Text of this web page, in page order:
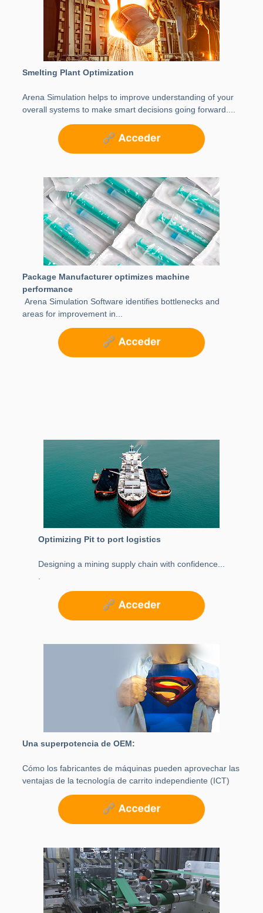
Smelting Plant Optimization
Arena Simulation helps to improve understanding of your
overall systems to make smart decisions going forward....
Package Manufacturer optimizes machine
performance
Arena Simulation Software identifies bottlenecks and
areas for improvement in...
Optimizing Pit to port logistics
Designing a mining supply chain with confidence...
Una superpotencia de OEM:
Cómo los fabricantes de máquinas pueden aprovechar las
ventajas de la tecnología de carrito independiente (ICT)